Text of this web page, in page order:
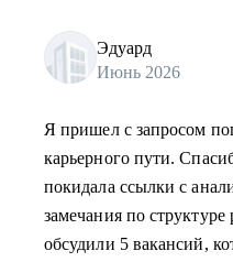
Эдуард
Июнь 2026
Я пришел с запросом
карьерного пути.
покидала ссылки с
замечания по
обсудили 5 вакансий,